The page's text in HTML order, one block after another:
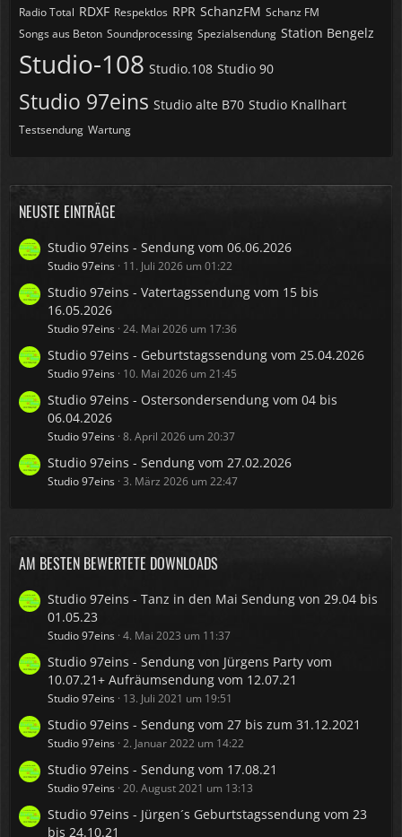
Radio Total RDXF Respektlos RPR SchanzFM Schanz FM
Songs aus Beton Soundprocessing Spezialsendung Station Bengelz
Studio-108 Studio.108 Studio 90
Studio 97eins Studio alte B70 Studio Knallhart
Testsendung Wartung
NEUSTE EINTRÄGE
Studio 97eins - Sendung vom 06.06.2026
Studio 97eins 11. Juli 2026 um 01:22
Studio 97eins - Vatertagssendung vom 15 bis
16.05.2026
Studio 97eins 24. Mai 2026 um 17:36
Studio 97eins - Geburtstagssendung vom 25.04.2026
Studio 97eins 10. Mai 2026 um 21:45
Studio 97eins - Ostersondersendung vom 04 bis
06.04.2026
Studio 97eins 8. April 2026 um 20:37
Studio 97eins - Sendung vom 27.02.2026
Studio 97eins 3. März 2026 um 22:47
AM BESTEN BEWERTETE DOWNLOADS
Studio 97eins - Tanz in den Mai Sendung von 29.04 bis
01.05.23
Studio 97eins 4. Mai 2023 um 11:37
Studio 97eins - Sendung von Jürgens Party vom
10.07.21+ Aufräumsendung vom 12.07.21
Studio 97eins 13. Juli 2021 um 19:51
Studio 97eins - Sendung vom 27 bis zum 31.12.2021
Studio 97eins 2. Januar 2022 um 14:22
Studio 97eins - Sendung vom 17.08.21
Studio 97eins 20. August 2021 um 13:13
Studio 97eins - Jürgen´s Geburtstagssendung vom 23
bis 24.10.21